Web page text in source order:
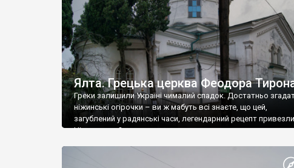
Ялта. Грецька церква Феодора
Греки залишили Україні чималий спадок. Достатньо
ніжинські огірочки – ви ж мабуть всі знаєте, що цей,
загублений у радянські часи, легендарний рецепт
Ніжин греки?